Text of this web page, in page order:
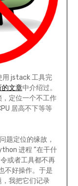
用 jstack 工具完
的文章中介绍过。
定位一个不工作
居高不下等等
题定位的缘故，
进程 “在干什
或者工具都不再
不好操作。于是
我把它们记录